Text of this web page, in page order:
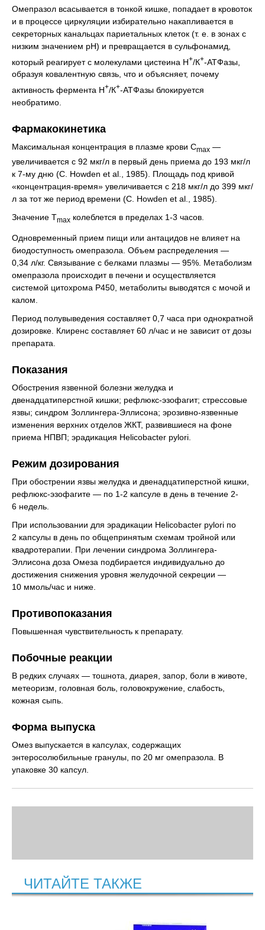
Омепразол всасывается в тонкой кишке, попадает в кровоток
и в процессе циркуляции избирательно накапливается в
секреторных канальцах париетальных клеток (т. е. в зонах с
низким значением рН) и превращается в сульфонамид,
который реагирует с молекулами цистеина Н+/К+-АТФазы,
образуя ковалентную связь, что и объясняет, почему
активность фермента Н+/К+-АТФазы блокируется
необратимо.
Фармакокинетика
Максимальная концентрация в плазме крови Сmax —
увеличивается с 92 мкг/л в первый день приема до 193 мкг/л
к 7-му дню (C. Howden et al., 1985). Площадь под кривой
«концентрация-время» увеличивается с 218 мкг/л до 399 мкг/
л за тот же период времени (C. Howden et al., 1985).
Значение Тmax колеблется в пределах 1-3 часов.
Одновременный прием пищи или антацидов не влияет на
биодоступность омепразола. Объем распределения —
0,34 л/кг. Связывание с белками плазмы — 95%. Метаболизм
омепразола происходит в печени и осуществляется
системой цитохрома Р450, метаболиты выводятся с мочой и
калом.
Период полувыведения составляет 0,7 часа при однократной
дозировке. Клиренс составляет 60 л/час и не зависит от дозы
препарата.
Показания
Обострения язвенной болезни желудка и
двенадцатиперстной кишки; рефлюкс-эзофагит; стрессовые
язвы; синдром Золлингера-Эллисона; эрозивно-язвенные
изменения верхних отделов ЖКТ, развившиеся на фоне
приема НПВП; эрадикация Helicobacter pylori.
Режим дозирования
При обострении язвы желудка и двенадцатиперстной кишки,
рефлюкс-эзофагите — по 1-2 капсуле в день в течение 2-
6 недель.
При использовании для эрадикации Helicobacter pylori по
2 капсулы в день по общепринятым схемам тройной или
квадротерапии. При лечении синдрома Золлингера-
Эллисона доза Омеза подбирается индивидуально до
достижения снижения уровня желудочной секреции —
10 ммоль/час и ниже.
Противопоказания
Повышенная чувствительность к препарату.
Побочные реакции
В редких случаях — тошнота, диарея, запор, боли в животе,
метеоризм, головная боль, головокружение, слабость,
кожная сыпь.
Форма выпуска
Омез выпускается в капсулах, содержащих
энтеросолюбильные гранулы, по 20 мг омепразола. В
упаковке 30 капсул.
ЧИТАЙТЕ ТАКЖЕ